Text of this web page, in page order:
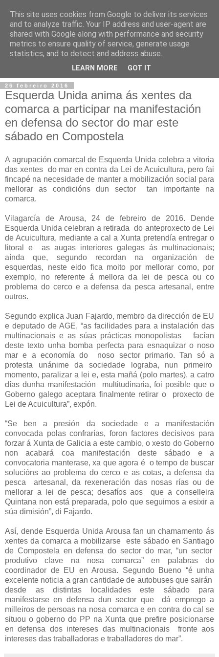
26 febreiro 2016
Esquerda Unida anima ás xentes da
comarca a participar na manifestación
en defensa do sector do mar este
sábado en Compostela
A agrupación comarcal de Esquerda Unida celebra a vitoria
das xentes do mar en contra da Lei de Acuicultura, pero fai
fincapé na necesidade de manter a mobilización social para
mellorar as condicións dun sector tan importante na
comarca.
Vilagarcía de Arousa, 24 de febreiro de 2016.­ Dende
Esquerda Unida celebran a retirada do anteproxecto de Lei
de Acuicultura, mediante a cal a Xunta pretendía entregar o
litoral e as augas interiores galegas ás multinacionais;
aínda que, segundo recordan na organización de
esquerdas, neste eido fica moito por mellorar como, por
exemplo, no referente á mellora da lei de pesca ou co
problema do cerco e a defensa da pesca artesanal, entre
outros.
Segundo explica Juan Fajardo, membro da dirección de EU
e deputado de AGE, “as facilidades para a instalación das
multinacionais e as súas prácticas monopolistas facían
deste texto unha bomba perfecta para esnaquizar o noso
mar e a economía do noso sector primario. Tan só a
protesta unánime da sociedade lograba, nun primeiro
momento, paralizar a lei e, esta mañá ​(polo martes), a catro
días dunha manifestación multitudinaria, foi posible que o
Goberno galego aceptara finalmente retirar o proxecto de
Lei de Acuicultura​”, expón.
“Se ben a presión da sociedade e a manifestación
convocada polas confrarías, foron factores decisivos para
forzar á Xunta de Galicia a este cambio, o xesto do Goberno
non acabará coa manifestación deste sábado e a
convocatoria manterase, xa que agora é o tempo de buscar
solucións ao problema do cerco e as cotas, a defensa da
pesca artesanal, da rexeneración das nosas rías ou de
mellorar a lei de pesca; desafíos aos que a conselleira
Quintana non está preparada, polo que seguimos a esixir a
súa dimisión​”, di Fajardo.
Así, dende Esquerda Unida Arousa fan un chamamento ás
xentes da comarca a mobilizarse este sábado en Santiago
de Compostela en defensa do sector do mar, “un sector
produtivo clave na nosa comarca​” en palabras do
coordinador de EU en Arousa. Segundo Bueno “é unha
excelente noticia a gran cantidade de autobuses que sairán
desde as distintas localidades este sábado para
manifestarse en defensa dun sector que dá emprego a
milleiros de persoas na nosa comarca e en contra do cal se
situou o goberno do PP na Xunta que prefire posicionarse
en defensa dos intereses das multinacionais fronte aos
intereses das traballadoras e traballadores do mar​”.
This site uses cookies from Google to deliver its services
and to analyze traffic. Your IP address and user-agent are
shared with Google along with performance and security
metrics to ensure quality of service, generate usage
statistics, and to detect and address abuse.
LEARN MORE GOT IT